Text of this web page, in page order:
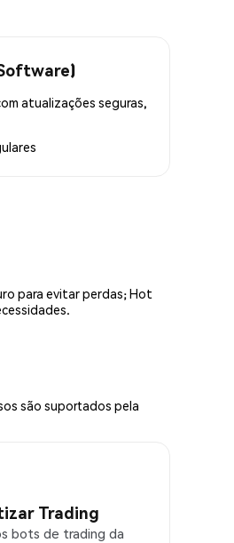
atualizações seguras,
para evitar perdas; Hot
são suportados pela
Trading
bots de trading da